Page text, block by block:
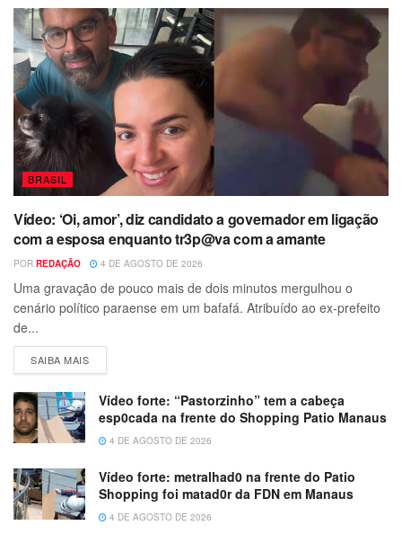
BRASIL
Vídeo: ‘Oi, amor’, diz candidato a governador em ligação
com a esposa enquanto tr3p@va com a amante
POR REDAÇÃO 4 DE AGOSTO DE 2026
Uma gravação de pouco mais de dois minutos mergulhou o
cenário político paraense em um bafafá. Atribuído ao ex-prefeito
de...
SAIBA MAIS
Vídeo forte: “Pastorzinho” tem a cabeça
esp0cada na frente do Shopping Patio Manaus
4 DE AGOSTO DE 2026
Vídeo forte: metralhad0 na frente do Patio
Shopping foi matad0r da FDN em Manaus
4 DE AGOSTO DE 2026